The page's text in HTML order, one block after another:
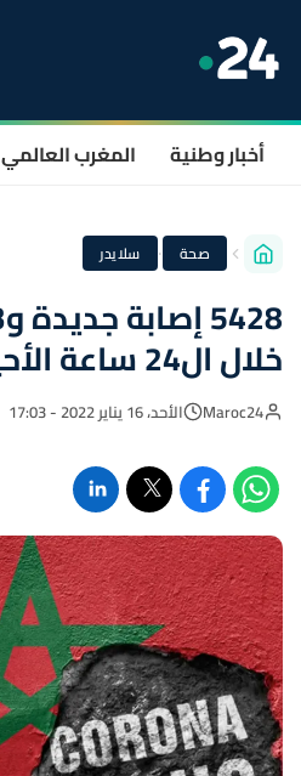
أخبار وطنية المغرب العالمي
صحة · سلايدر
خلال ال24 ساعة الأحيرة
Maroc24 الأحد، 16 يناير 2022 - 17:03